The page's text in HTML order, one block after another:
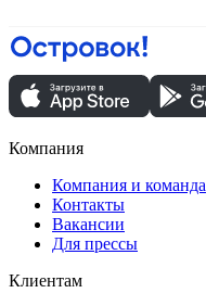
Компания
Компания и команда
Контакты
Вакансии
Для прессы
Клиентам